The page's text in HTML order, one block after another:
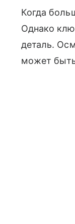
Когда
Однако
деталь.
может